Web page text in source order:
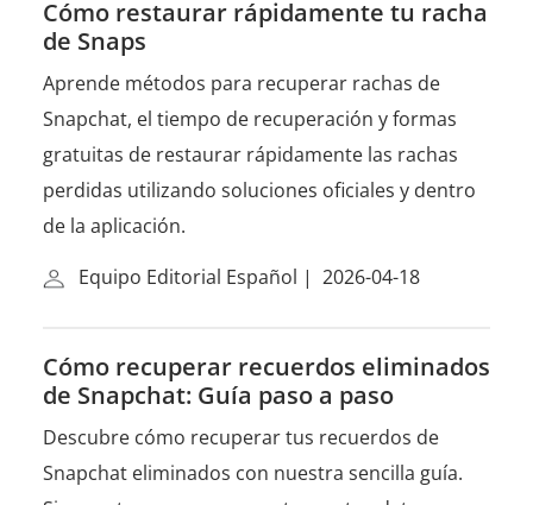
Cómo restaurar rápidamente tu racha
de Snaps
Aprende métodos para recuperar rachas de
Snapchat, el tiempo de recuperación y formas
gratuitas de restaurar rápidamente las rachas
perdidas utilizando soluciones oficiales y dentro
de la aplicación.
Equipo Editorial Español | 2026-04-18
Cómo recuperar recuerdos eliminados
de Snapchat: Guía paso a paso
Descubre cómo recuperar tus recuerdos de
Snapchat eliminados con nuestra sencilla guía.